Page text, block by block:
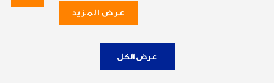
عرض المزيد
عرض الكل